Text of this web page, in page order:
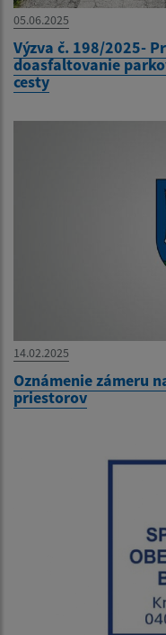
05.06.2025
Výzva č. 198/2025-
doasfaltovanie
cesty
14.02.2025
Oznámenie zámeru
priestorov